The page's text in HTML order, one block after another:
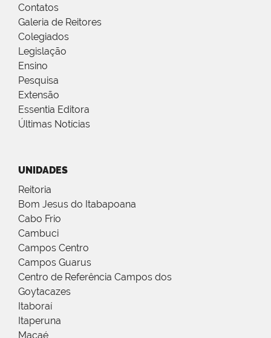
Contatos
Galeria de Reitores
Colegiados
Legislação
Ensino
Pesquisa
Extensão
Essentia Editora
Últimas Notícias
UNIDADES
Reitoria
Bom Jesus do Itabapoana
Cabo Frio
Cambuci
Campos Centro
Campos Guarus
Centro de Referência Campos dos
Goytacazes
Itaboraí
Itaperuna
Macaé